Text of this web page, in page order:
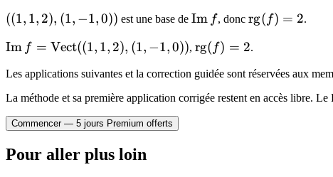
((1,1,2),
((1, 1, 2), (1, −1,0)) est une base de \mathrm{Im}\,f
Im f, donc\mathrm{rg}
rg( f) = 2.
\mathrm{Im}\,f=\mathrm{Vect}
Im f = Vect((1, 1, 2), (1, −1,0)),\mathrm{rg}
rg( f) = 2.
Les applications suivantes et la correction guidée sont réservées aux
La méthode et sa première application corrigée restent en accès libre.
Commencer — 5 jours Premium offerts
Pour aller plus loin